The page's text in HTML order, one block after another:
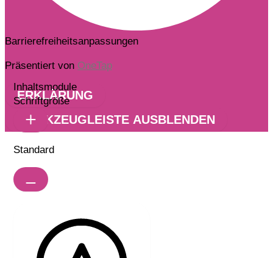
Barrierefreiheitsanpassungen
Präsentiert von OneTap
ERKLÄRUNG
WERKZEUGLEISTE AUSBLENDEN
Inhaltsmodule
Schriftgröße
Standard